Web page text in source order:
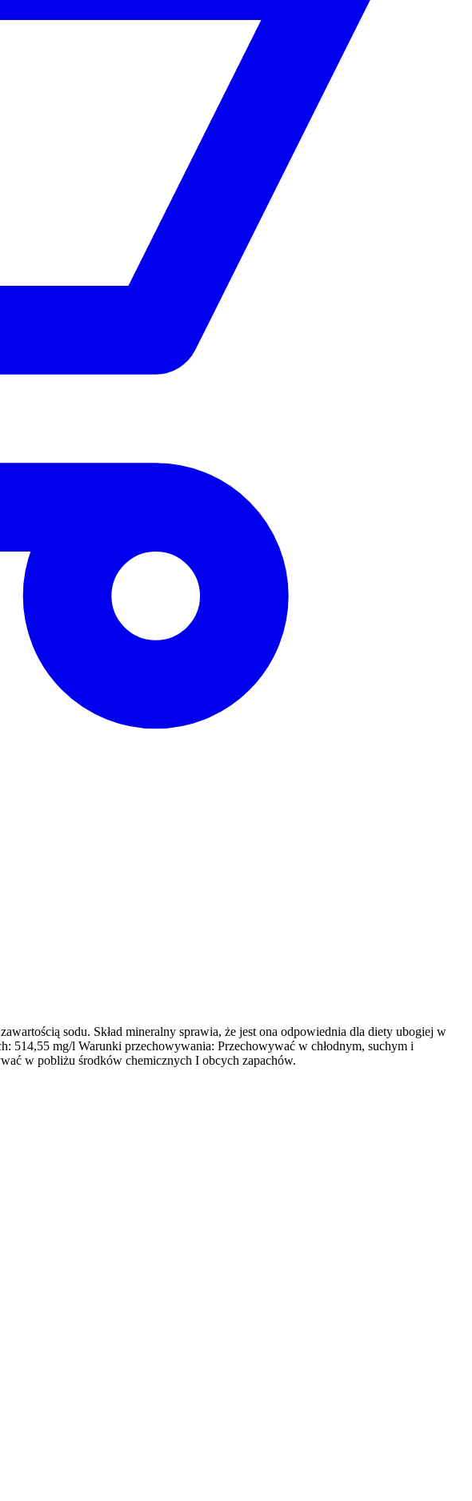
sodu. Skład mineralny sprawia, że jest ona odpowiednia dla diety ubogiej w
514,55 mg/l Warunki przechowywania: Przechowywać w chłodnym, suchym i
w pobliżu środków chemicznych I obcych zapachów.